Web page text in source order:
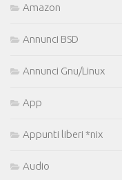
Amazon
Annunci BSD
Annunci Gnu/Linux
App
Appunti liberi *nix
Audio